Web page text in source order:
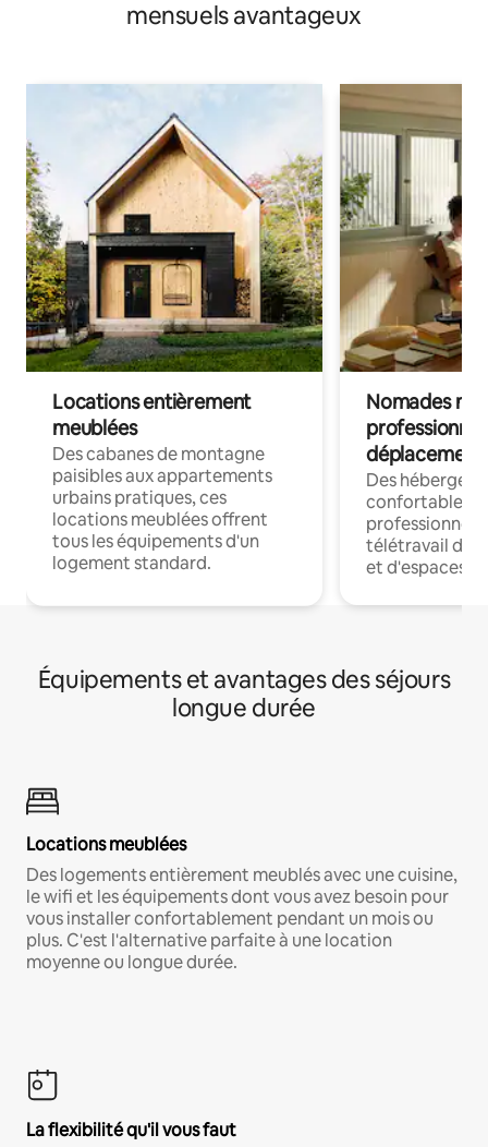
mensuels avantageux
Locations entièrement
meublées
Des cabanes de montagne
paisibles aux appartements
urbains pratiques, ces
locations meublées offrent
tous les équipements d'un
logement standard.
Nomades
déplacement
Des
confortables
professionnels
télétravail
et d'espaces
Équipements et avantages des séjours
longue durée
Locations meublées
Des logements entièrement meublés avec une cuisine,
le wifi et les équipements dont vous avez besoin pour
vous installer confortablement pendant un mois ou
plus. C'est l'alternative parfaite à une location
moyenne ou longue durée.
La flexibilité qu'il vous faut